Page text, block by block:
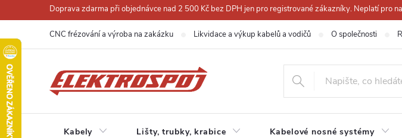
na
obsah
Doprava zdarma při objednávce nad 2 500 Kč bez DPH jen pro registrované zákazníky. Neplatí pro
CNC frézování a výroba na zakázku Likvidace a výkup kabelů a vodičů O společnosti
Kabely Lišty, trubky, krabice Kabelové nosné systémy